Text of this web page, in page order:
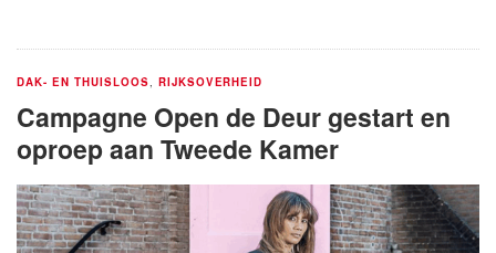
DAK- EN THUISLOOS RIJKSOVERHEID
Campagne Open de Deur gestart en
oproep aan Tweede Kamer